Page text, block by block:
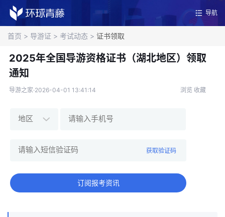
导航
首页 > 导游证 > 考试动态 > 证书领取
2025年全国导游资格证书（湖北地区）领取
通知
导游之家·2026-04-01 13:41:14 浏览 收藏
获取验证码
订阅报考资讯